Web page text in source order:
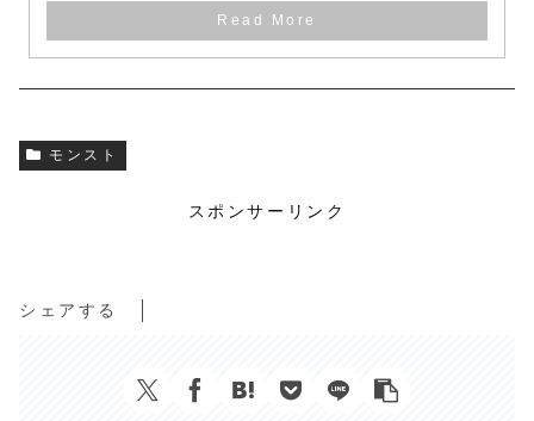
モンスト
スポンサーリンク
シェアする